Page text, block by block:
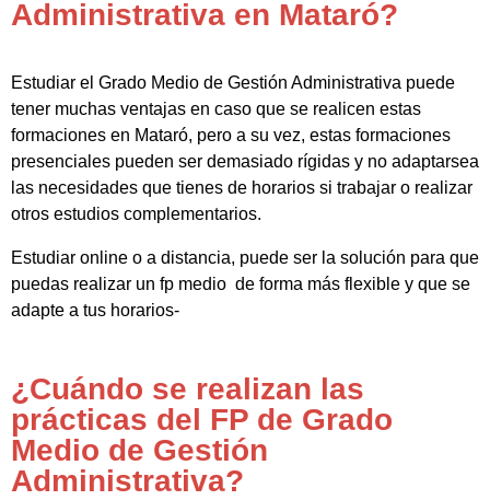
Administrativa en Mataró?
Estudiar el Grado Medio de Gestión Administrativa puede
tener muchas ventajas en caso que se realicen estas
formaciones en Mataró, pero a su vez, estas formaciones
presenciales pueden ser demasiado rígidas y no adaptarsea
las necesidades que tienes de horarios si trabajar o realizar
otros estudios complementarios.
Estudiar online o a distancia, puede ser la solución para que
puedas realizar un fp medio de forma más flexible y que se
adapte a tus horarios-
¿Cuándo se realizan las
prácticas del FP de Grado
Medio de Gestión
Administrativa?